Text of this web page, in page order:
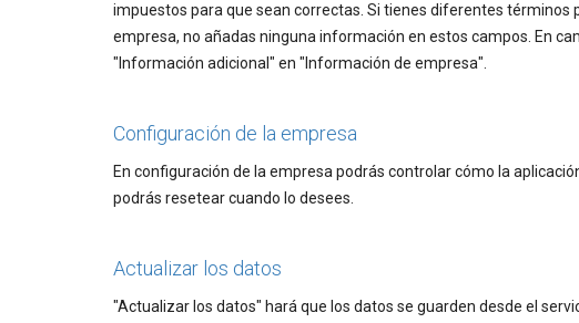
impuestos para que sean correctas. Si tienes diferentes términos
empresa, no añadas ninguna información en estos campos. En
"Información adicional" en "Información de empresa".
Configuración de la empresa
En configuración de la empresa podrás controlar cómo la
podrás resetear cuando lo desees.
Actualizar los datos
"Actualizar los datos" hará que los datos se guarden desde el